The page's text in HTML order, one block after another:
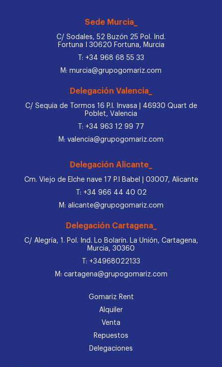
Sede Murcia_
C/ Sodales, 52 Buzón 25 Pol. Ind.
Fortuna I 30620 Fortuna, Murcia
T: +34 968 68 55 33
M: murcia@grupogomariz.com
Delegación Valencia_
C/ Sequia de Tormos 16 P.I. Invasa | 46930 Quart de
Poblet, Valencia
T: +34 963 12 99 77
M: valencia@grupogomariz.com
Delegación Alicante_
Cm. Viejo de Elche nave 17 P.I Babel | 03007, Alicante
T: +34 966 44 40 02
M: alicante@grupogomariz.com
Delegación Cartagena_
C/ Alegría, 1. Pol. Ind. Lo Bolarín. La Unión, Cartagena,
Murcia, 30360
T: +34968022133
M: cartagena@grupogomariz.com
Gomariz Rent
Alquiler
Venta
Repuestos
Delegaciones